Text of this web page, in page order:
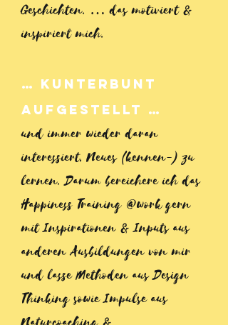
Geschichten. … das motiviert &
inspiriert mich.
… Kunterbunt
aufgestellt …
und immer wieder daran
interessiert, Neues (kennen-) zu
lernen. Darum bereichere ich das
Happiness Training @work gern
mit Inspirationen & Inputs aus
anderen Ausbildungen von mir
und lasse Methoden aus Design
Thinking sowie Impulse aus